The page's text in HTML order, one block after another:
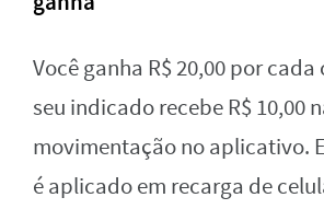
Você ganha R$ 20,00 por
seu indicado recebe R$ 10,00
movimentação no aplicativo.
é aplicado em recarga de